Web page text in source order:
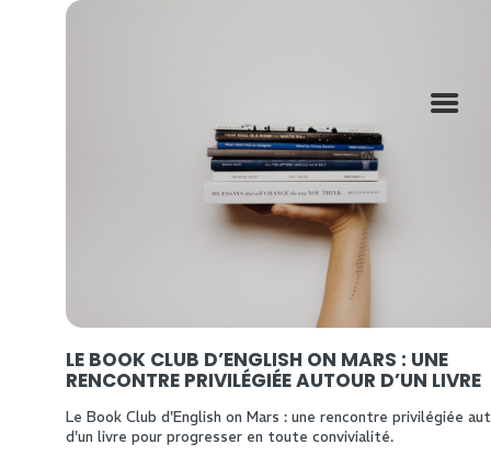
LE BOOK CLUB D’ENGLISH ON MARS : UNE
RENCONTRE PRIVILÉGIÉE AUTOUR D’UN LIVRE
Le Book Club d'English on Mars : une rencontre privilégiée
d'un livre pour progresser en toute convivialité.